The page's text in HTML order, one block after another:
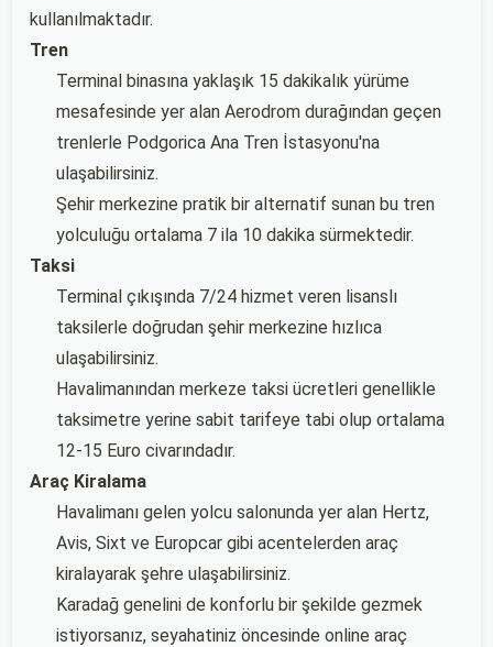
kullanılmaktadır.
Tren
Terminal binasına yaklaşık 15 dakikalık yürüme
mesafesinde yer alan Aerodrom durağından geçen
trenlerle Podgorica Ana Tren İstasyonu'na
ulaşabilirsiniz.
Şehir merkezine pratik bir alternatif sunan bu tren
yolculuğu ortalama 7 ila 10 dakika sürmektedir.
Taksi
Terminal çıkışında 7/24 hizmet veren lisanslı
taksilerle doğrudan şehir merkezine hızlıca
ulaşabilirsiniz.
Havalimanından merkeze taksi ücretleri genellikle
taksimetre yerine sabit tarifeye tabi olup ortalama
12-15 Euro civarındadır.
Araç Kiralama
Havalimanı gelen yolcu salonunda yer alan Hertz,
Avis, Sixt ve Europcar gibi acentelerden araç
kiralayarak şehre ulaşabilirsiniz.
Karadağ genelini de konforlu bir şekilde gezmek
istiyorsanız, seyahatiniz öncesinde online araç